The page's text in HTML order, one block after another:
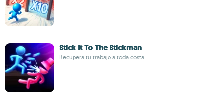
Stick It To The Stickman
Recupera tu trabajo a toda costa